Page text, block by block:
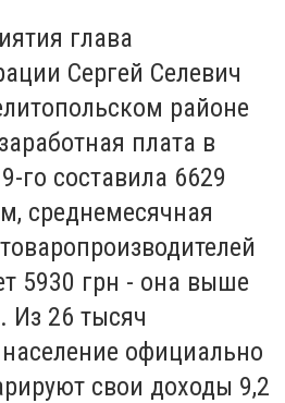
глава
Сергей Селевич
районе
плата в
го составила 6629
среднемесячная
5930 грн - она выше
Из 26 тысяч
официально
свои доходы 9,2